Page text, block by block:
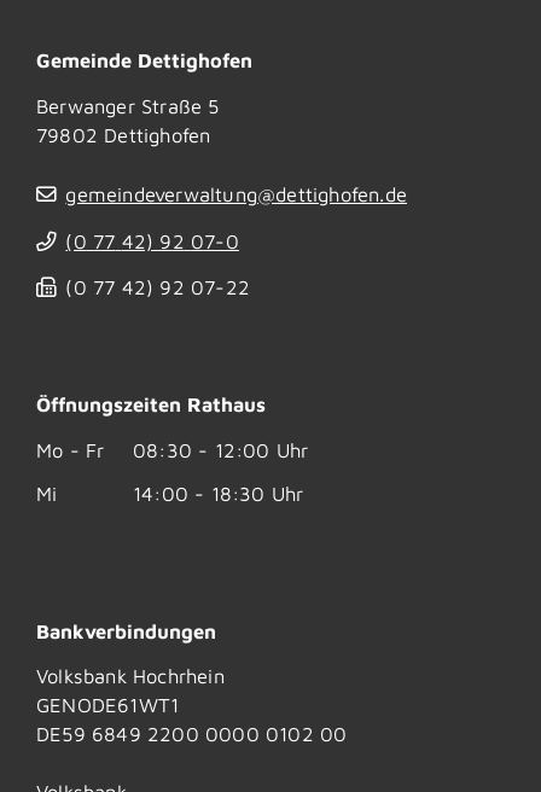
Gemeinde Dettighofen
Berwanger Straße 5
79802 Dettighofen
gemeindeverwaltung@dettighofen.de
(0 77 42) 92 07-0
(0 77 42) 92 07-22
Öffnungszeiten Rathaus
Mo - Fr
08:30 - 12:00 Uhr
Mi
14:00 - 18:30 Uhr
Bankverbindungen
Volksbank Hochrhein
GENODE61WT1
DE59 6849 2200 0000 0102 00